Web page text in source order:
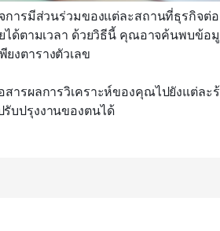
การมีส่วนร่วมของแต่ละสถานที่ธุรกิจ
ด้ตามเวลา ด้วยวิธีนี้ คุณอาจค้นพบข้อมู
งตารางตัวเลข
ารผลการวิเคราะห์ของคุณไปยังแต่ละ
บปรุงงานของตนได้